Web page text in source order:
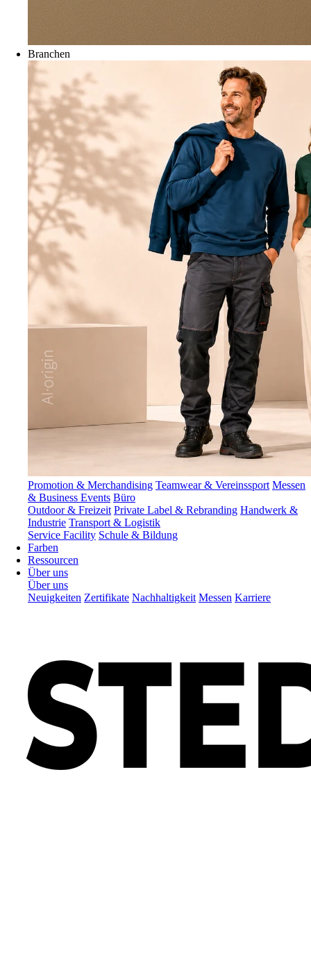
Branchen
Promotion & Merchandising Teamwear & Vereinssport Messen
& Business Events Büro
Outdoor & Freizeit Private Label & Rebranding Handwerk &
Industrie Transport & Logistik
Service Facility Schule & Bildung
Farben
Ressourcen
Über uns
Über uns
Neuigkeiten Zertifikate Nachhaltigkeit Messen Karriere